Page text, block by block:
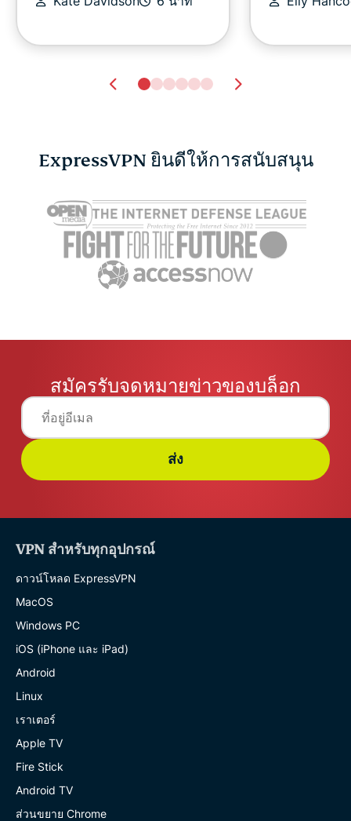
ExpressVPN ยินดีให้การสนับสนุน
สมัครรับจดหมายข่าวของบล็อก
ส่ง
VPN สำหรับทุกอุปกรณ์
ดาวน์โหลด ExpressVPN
MacOS
Windows PC
iOS (iPhone และ iPad)
Android
Linux
เราเตอร์
Apple TV
Fire Stick
Android TV
ส่วนขยาย Chrome